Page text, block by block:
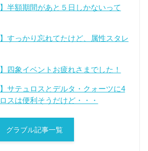
半額期間があと５日しかないって
すっかり忘れてたけど、属性スタレ
四象イベントお疲れさまでした！
サテュロスとデルタ・クォーツに4
スは便利そうだけど・・・
グラブル記事一覧